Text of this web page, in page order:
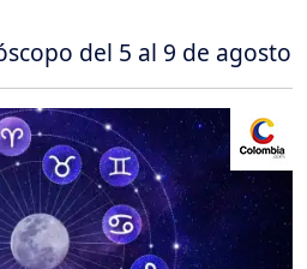
del 5 al 9 de agosto